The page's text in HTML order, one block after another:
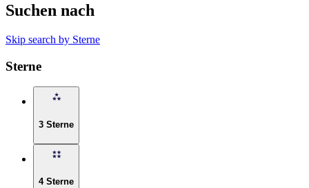
Suchen nach
Skip search by Sterne
Sterne
3 Sterne
4 Sterne